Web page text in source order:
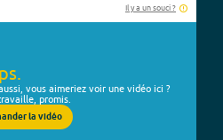
Il y a un souci ?
vous aimeriez voir une vidéo ici ?
promis.
la vidéo